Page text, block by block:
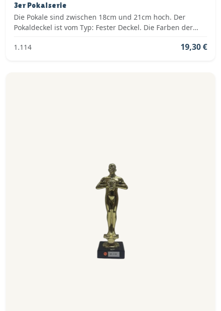
3er Pokalserie
Die Pokale sind zwischen 18cm und 21cm hoch. Der
Pokaldeckel ist vom Typ: Fester Deckel. Die Farben der
1.114
19,30 €